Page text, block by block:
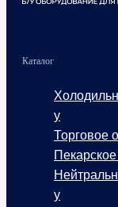
Каталог
у
Торговое
у